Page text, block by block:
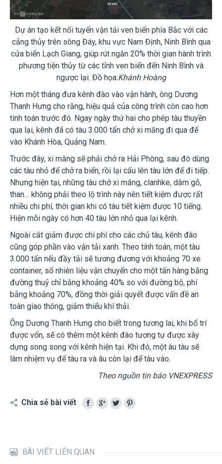
Dự án tạo kết nối tuyến vận tải ven biển phía Bắc với các
cảng thủy trên sông Đáy, khu vực Nam Định, Ninh Bình qua
cửa biển Lạch Giang, giúp rút ngắn 20% thời gian hành trình
phương tiện thủy từ các tỉnh ven biển đến Ninh Bình và
ngược lại. Đồ họa:Khánh Hoàng
Hơn một tháng đưa kênh đào vào vận hành, ông Dương
Thanh Hưng cho rằng, hiệu quả của công trình còn cao hơn
tính toán trước đó. Ngay ngày thứ hai cho phép tàu thuyền
qua lại, kênh đã có tàu 3.000 tấn chở xi măng đi qua để
vào Khánh Hòa, Quảng Nam.
Trước đây, xi măng sẽ phải chở ra Hải Phòng, sau đó dùng
các tàu nhỏ để chở ra biển, rồi lại cẩu lên tàu lớn để đi tiếp.
Nhưng hiện tại, những tàu chở xi măng, clanhke, dăm gỗ,
than… không phải theo lộ trình này nên tiết kiệm được rất
nhiều chi phí, thời gian khi có tàu tiết kiệm được 10 tiếng.
Hiện mỗi ngày có hơn 40 tàu lớn nhỏ qua lại kênh.
Ngoài cắt giảm được chi phí cho các chủ tàu, kênh đào
cũng góp phần vào vận tải xanh. Theo tính toán, một tàu
3.000 tấn nếu đầy tải sẽ tương đương với khoảng 70 xe
container, số nhiên liệu vận chuyển cho một tấn hàng bằng
đường thuỷ chỉ bằng khoảng 40% so với đường bộ, phí
bằng khoảng 70%, đồng thời giải quyết được vấn đề an
toàn giao thông, giảm thiểu khí thải.
Ông Dương Thanh Hưng cho biết trong tương lai, khi bố trí
được vốn, sẽ có thêm một kênh đào tương tự được xây
dựng song song với kênh hiện tại. Khi đó, một âu tàu sẽ
làm nhiệm vụ để tàu ra và âu còn lại để tàu vào.
Theo nguồn tin báo VNEXPRESS
Chia sẻ bài viết
BÀI VIẾT LIÊN QUAN